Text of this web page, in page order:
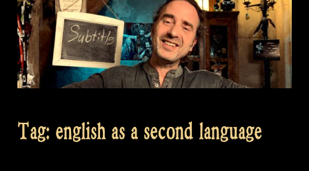
Tag: english as a second language